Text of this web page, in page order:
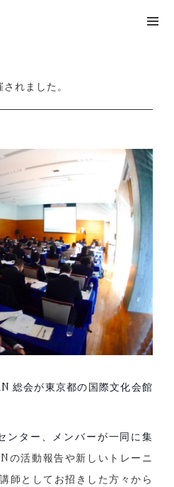
れました。
総会が東京都の国際文化会館
ンター、メンバーが一同に集
の活動報告や新しいトレーニ
師としてお招きした方々から